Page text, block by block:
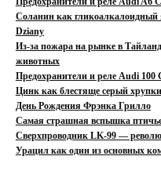
Соланин как гликоалкалоидный
Dziany
Из-за пожара на рынке в
животных
Предохранители и реле Audi 100
Цинк как блестяще серый
День Рождения Фрэнка Грилло
Самая страшная вспышка
Сверхпроводник LK-99 —
Урацил как один из основных